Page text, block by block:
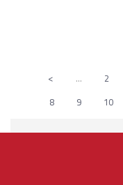
< … 2
8 9 10